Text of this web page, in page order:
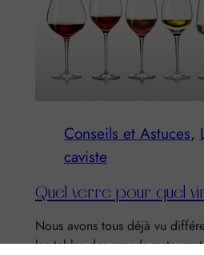
Conseils et Astuces,
caviste
Quel verre pour quel
Nous avons tous déjà vu
les tables des grands